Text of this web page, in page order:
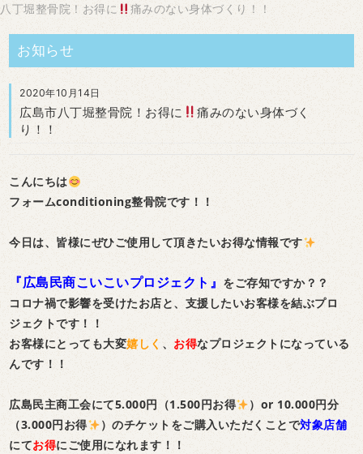
八丁堀整骨院！お得に
痛みのない身体づくり！！
お知らせ
2020年10月14日
広島市八丁堀整骨院！お得に
痛みのない身体づく
り！！
こんにちは
フォームconditioning整骨院です！！
今日は、皆様にぜひご使用して頂きたいお得な情報です
『広島民商こいこいプロジェクト』 をご存知ですか？？
コロナ禍で影響を受けたお店と、支援したいお客様を結ぶプロ
ジェクトです！！
お客様にとっても大変嬉しく 、 お得なプロジェクトになっている
んです！！
広島民主商工会にて5.000円（1.500円お得
）or 10.000円分
（3.000円お得
）のチケットをご購入いただくことで対象店舗
にてお得にご使用になれます！！